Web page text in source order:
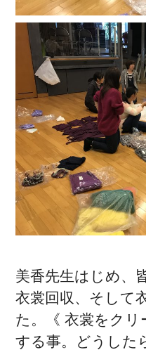
美香先生はじめ、
衣裳回収、そして
た。《 衣裳をクリ
する事。どうした